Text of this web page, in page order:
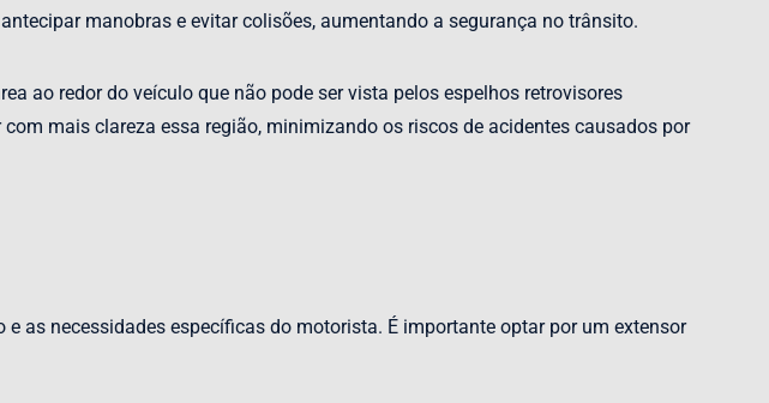
manobras e evitar colisões, aumentando a segurança no trânsito.
ao redor do veículo que não pode ser vista pelos espelhos retrovisores
mais clareza essa região, minimizando os riscos de acidentes causados por
as necessidades específicas do motorista. É importante optar por um extensor